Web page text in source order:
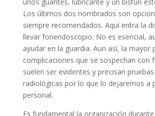
unos guantes, lubricante y un bisturí
Los últimos dos nombrados son
siempre recomendados. Aquí entra la
llevar fonendoscopio. No es esencial,
ayudar en la guardia. Aun así, la mayor
complicaciones que se sospechan con
suelen ser evidentes y precisan
radiológicas por lo que lo dejaremos a
personal.
Es fundamental la organización